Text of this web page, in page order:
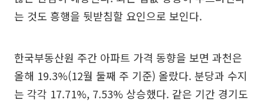
는 것도 흥행을 뒷받침할 요인으로 보인다.
한국부동산원 주간 아파트 가격 동향을 보면 과천은
올해 19.3%(12월 둘째 주 기준) 올랐다. 분당과 수지
는 각각 17.71%, 7.53% 상승했다. 같은 기간 경기도